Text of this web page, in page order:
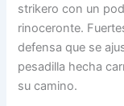
strikero con un
rinoceronte.
defensa que se
pesadilla hecha
su camino.